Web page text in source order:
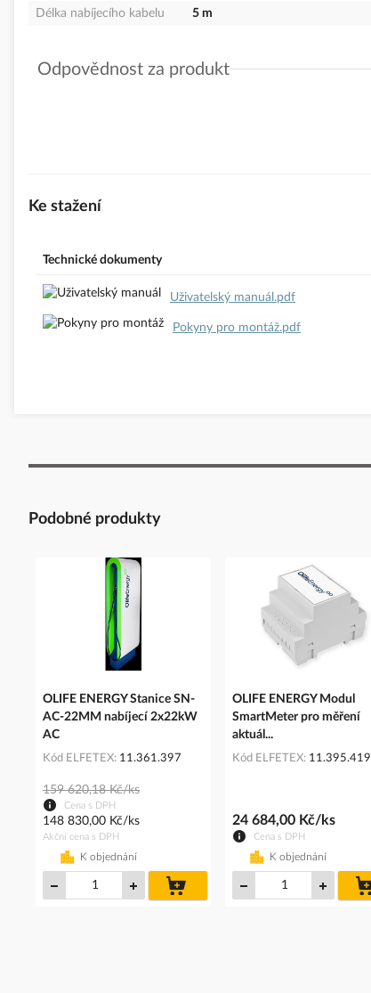
Délka nabíjecího kabelu
5 m
GPSR Details
Odpovědnost za produkt
Ke stažení
Technické dokumenty
Uživatelský manuál.pdf
Pokyny pro montáž.pdf
Podobné produkty
OLIFE ENERGY Stanice SN-
AC-22MM nabíjecí 2x22kW
AC
Kód ELFETEX 11.361.397
Cena s DPH
159 620,18 Kč/ks
Akční cena s DPH
148 830,00 Kč/ks
K objednání
košíku
OLIFE ENERGY Modul
SmartMeter pro měření
aktuál...
Kód ELFETEX 11.395.419
Cena s DPH
24 684,00 Kč/ks
K objednání